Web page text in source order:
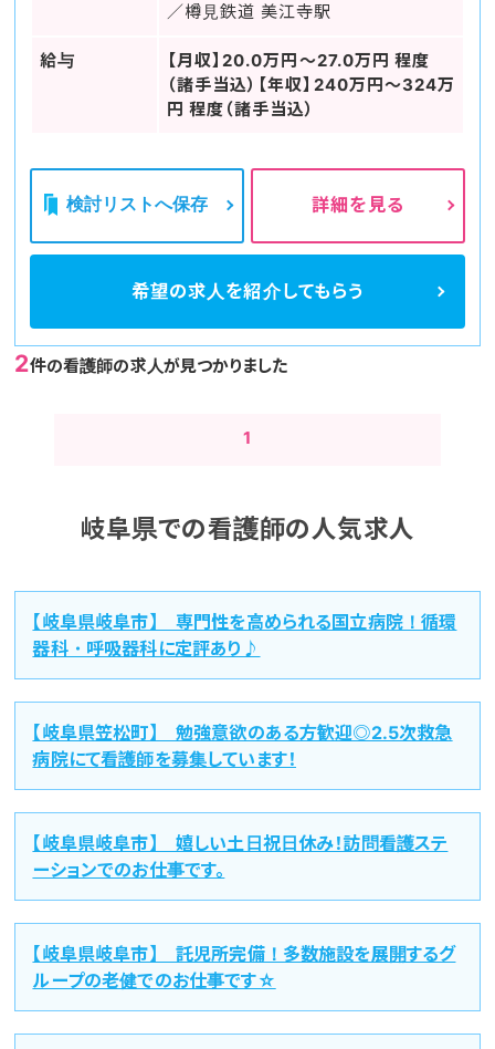
／樽見鉄道 美江寺駅
給与
【月収】20.0万円～27.0万円 程度
（諸手当込）【年収】240万円～324万
円 程度（諸手当込）
検討リストへ保存 詳細を見る
希望の求人を紹介してもらう
2件の看護師の求人が見つかりました
1
岐阜県での看護師の人気求人
【岐阜県岐阜市】 専門性を高められる国立病院！循環
器科・呼吸器科に定評あり♪
【岐阜県笠松町】 勉強意欲のある方歓迎◎2.5次救急
病院にて看護師を募集しています！
【岐阜県岐阜市】 嬉しい土日祝日休み！訪問看護ステ
ーションでのお仕事です。
【岐阜県岐阜市】 託児所完備！多数施設を展開するグ
ループの老健でのお仕事です☆